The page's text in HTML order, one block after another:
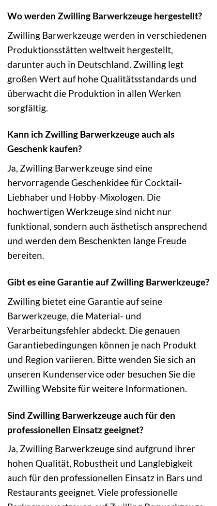
Wo werden Zwilling Barwerkzeuge hergestellt?
Zwilling Barwerkzeuge werden in verschiedenen
Produktionsstätten weltweit hergestellt,
darunter auch in Deutschland. Zwilling legt
großen Wert auf hohe Qualitätsstandards und
überwacht die Produktion in allen Werken
sorgfältig.
Kann ich Zwilling Barwerkzeuge auch als
Geschenk kaufen?
Ja, Zwilling Barwerkzeuge sind eine
hervorragende Geschenkidee für Cocktail-
Liebhaber und Hobby-Mixologen. Die
hochwertigen Werkzeuge sind nicht nur
funktional, sondern auch ästhetisch ansprechend
und werden dem Beschenkten lange Freude
bereiten.
Gibt es eine Garantie auf Zwilling Barwerkzeuge?
Zwilling bietet eine Garantie auf seine
Barwerkzeuge, die Material- und
Verarbeitungsfehler abdeckt. Die genauen
Garantiebedingungen können je nach Produkt
und Region variieren. Bitte wenden Sie sich an
unseren Kundenservice oder besuchen Sie die
Zwilling Website für weitere Informationen.
Sind Zwilling Barwerkzeuge auch für den
professionellen Einsatz geeignet?
Ja, Zwilling Barwerkzeuge sind aufgrund ihrer
hohen Qualität, Robustheit und Langlebigkeit
auch für den professionellen Einsatz in Bars und
Restaurants geeignet. Viele professionelle